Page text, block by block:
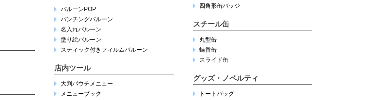
バルーンPOP
パンチングバルーン
名入れバルーン
塗り絵バルーン
スティック付きフィルムバルーン
店内ツール
大判パウチメニュー
メニューブック
四角形缶バッジ
スチール缶
丸型缶
蝶番缶
スライド缶
グッズ・ノベルティ
トートバッグ